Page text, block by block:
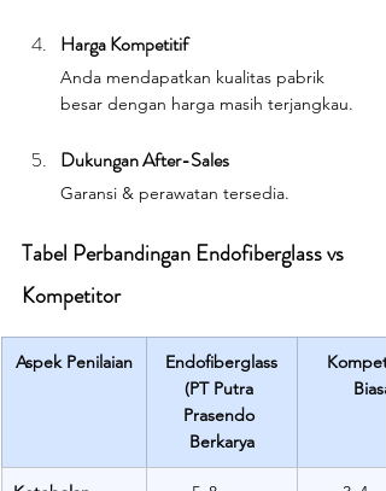
Harga Kompetitif
Anda mendapatkan kualitas pabrik
besar dengan harga masih terjangkau.
Dukungan After-Sales
Garansi & perawatan tersedia.
Tabel Perbandingan Endofiberglass vs
Kompetitor
Aspek Penilaian
Endofiberglass
(PT Putra
Prasendo
Berkarya
Biasa